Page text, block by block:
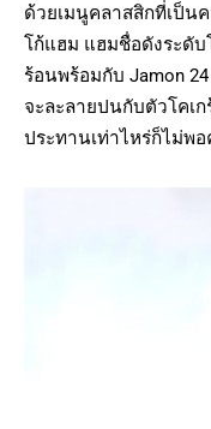
ด้วยเมนูคลาสสิกที่เป็น
โก้แฮม แฮมชื่อดังระดั
ร้อนพร้อมกับ Jamon
จะละลายปนกับตัวโคเ
ประทานเท่าไหร่ก็ไม่พอ